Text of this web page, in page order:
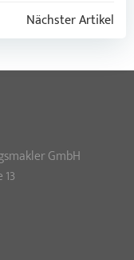
Nächster Artikel
GmbH